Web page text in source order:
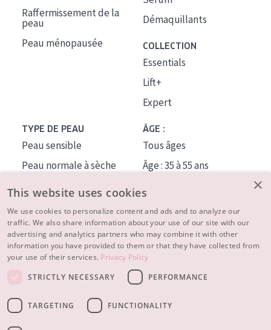
Raffermissement de la
peau
Peau ménopausée
Démaquillants
COLLECTION
Essentials
Lift+
Expert
TYPE DE PEAU
Peau sensible
Peau normale à sèche
Peau mixte ou grasse
Peau mature
Peau ménopausée
ÂGE :
Tous âges
Âge : 35 à 55 ans
À PROPOS
CONSEILS BEAUTÉ
×
This website uses cookies
We use cookies to personalize content and ads and to analyze our
traffic. We also share information about your use of our site with our
advertising and analytics partners who may combine it with other
information you have provided to them or that they have collected from
your use of their services. Privacy Policy
STRICTLY NECESSARY
PERFORMANCE
TARGETING FUNCTIONALITY